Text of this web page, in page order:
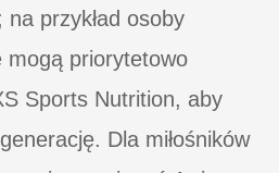
przykład osoby
mogą priorytetowo
Sports Nutrition, aby
Dla miłośników